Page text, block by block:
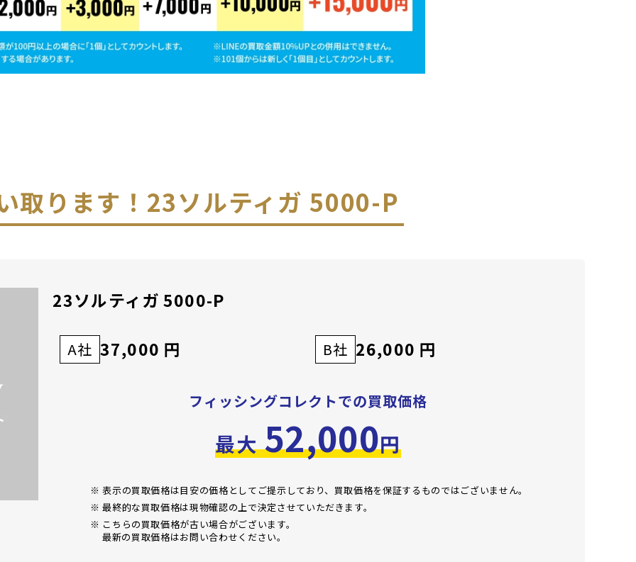
取ります！ 23ソルティガ 5000-P
23ソルティガ 5000-P
A社 37,000 円 B社 26,000 円
フィッシングコレクトでの買取価格
最大 52,000円
※ 表示の買取価格は目安の価格としてご提示しており、買取価格を保証するものではございません。
※ 最終的な買取価格は現物確認の上で決定させていただきます。
※ こちらの買取価格が古い場合がございます。
最新の買取価格はお問い合わせください。